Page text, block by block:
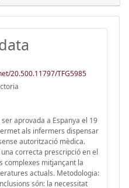
20.500.11797/TFG5985
aprovada a Espanya el 19
als infermers dispensar
autorització mèdica.
correcta prescripció en el
complexes mitjançant la
actuals. Metodologia:
són: la necessitat